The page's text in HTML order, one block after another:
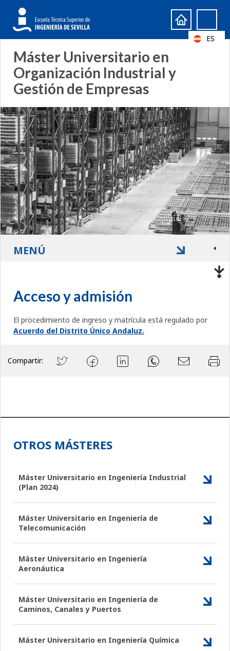
Formulario
de
búsqueda
Search
Máster Universitario en
Organización Industrial y
Gestión de Empresas
Acceso y admisión
El procedimiento de ingreso y matrícula está regulado por
Acuerdo del Distrito Único Andaluz.
Compartir:
MENÚ
OTROS MÁSTERES
Máster Universitario en Ingeniería Industrial
(Plan 2024)
Máster Universitario en Ingeniería de
Telecomunicación
Máster Universitario en Ingeniería
Aeronáutica
Máster Universitario en Ingeniería de
Caminos, Canales y Puertos
Máster Universitario en Ingeniería Química
ES